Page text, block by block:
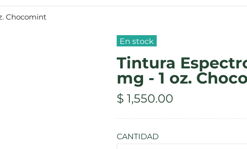
Chocomint
En stock
Tintura
mg - 1 oz.
$ 1,550.00
CANTIDAD